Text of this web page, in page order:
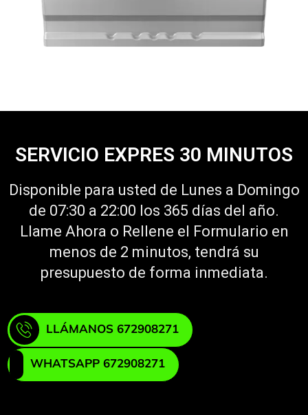
SERVICIO EXPRES 30 MINUTOS
Disponible para usted de Lunes a Domingo
de 07:30 a 22:00 los 365 días del año.
Llame Ahora o Rellene el Formulario en
menos de 2 minutos, tendrá su
presupuesto de forma inmediata.
LLÁMANOS 672908271
WHATSAPP 672908271